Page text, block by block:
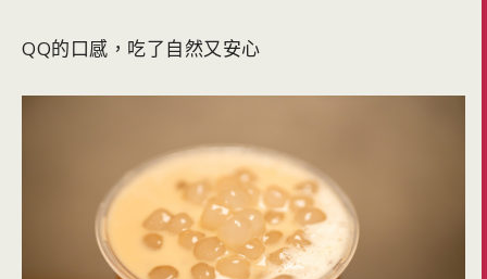
QQ的口感，吃了自然又安心